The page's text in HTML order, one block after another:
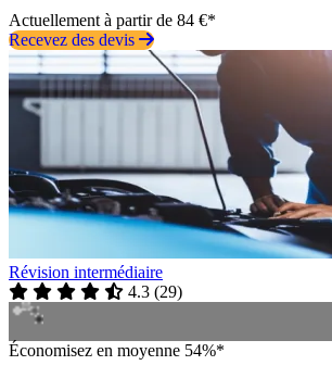
Actuellement à partir de 84 €*
Recevez des devis
Révision intermédiaire
4.3 (29)
Économisez en moyenne 54%*